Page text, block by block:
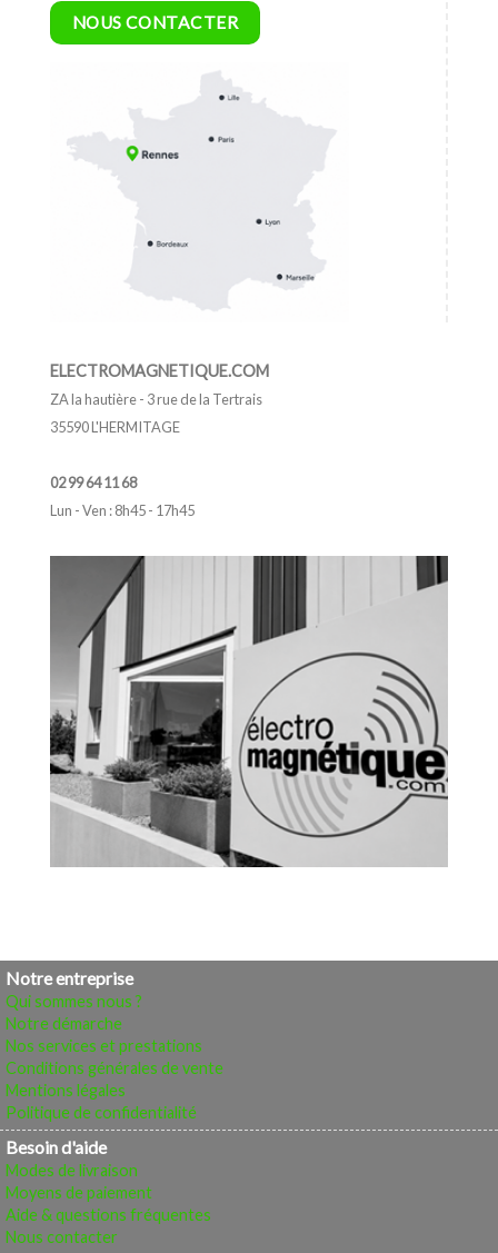
NOUS CONTACTER
ELECTROMAGNETIQUE.COM
ZA la hautière - 3 rue de la Tertrais
35590 L'HERMITAGE
02 99 64 11 68
Lun - Ven : 8h45 - 17h45
Notre entreprise
Qui sommes nous ?
Notre démarche
Nos services et prestations
Conditions générales de vente
Mentions légales
Politique de confidentialité
Besoin d'aide
Modes de livraison
Moyens de paiement
Aide & questions fréquentes
Nous contacter